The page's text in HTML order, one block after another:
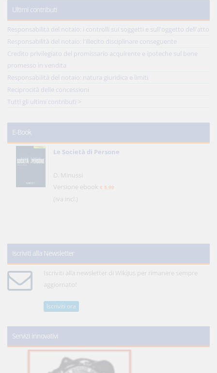
Ultimi contributi
Responsabilità del notaio: i controlli sui soggetti e sull'oggetto dell'atto
Responsabilità del notaio: l'illecito disciplinare conseguente
Credito privilegiato del promissario acquirente e ipoteche sul bene
promesso in vendita
Responsabilità del notaio: natura giuridica e limiti
Reciprocità delle concessioni
Tutti gli ultimi contributi >
E-Book
Le Società di Persone
D. Minussi
Versione ebook € 5,99
(iva incl.)
Iscriviti alla Newsletter
Iscriviti alla newsletter di WikiJus per rimanere sempre
aggiornato!
Iscriviti ora
Servizi innovativi